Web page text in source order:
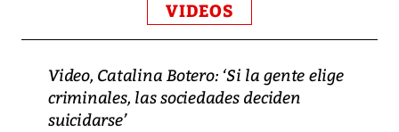
VIDEOS
Video, Catalina Botero: ‘Si la gente elige
criminales, las sociedades deciden
suicidarse’